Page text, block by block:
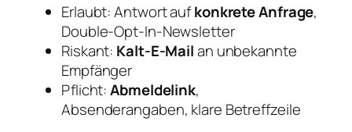
Erlaubt: Antwort aufkonkrete Anfrage,
Double‑Opt‑In‑Newsletter
Riskant: Kalt‑E‑Mailan unbekannte
Empfänger
Pflicht:Abmeldelink,
Absenderangaben, klare Betreffzeile